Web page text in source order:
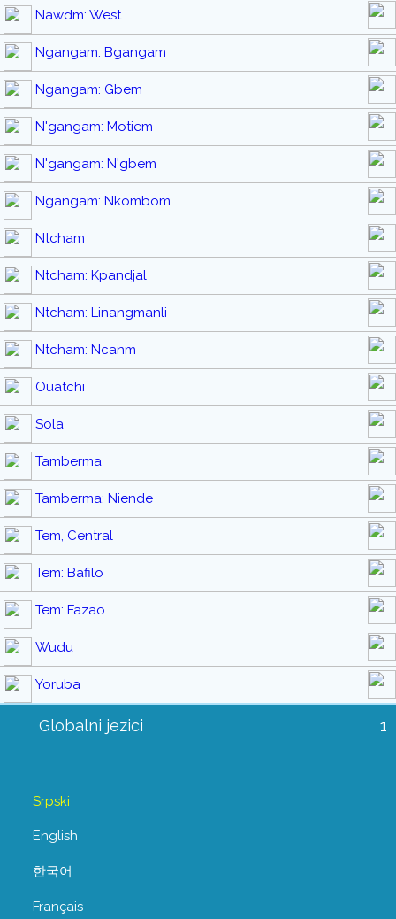
Nawdm: West
Ngangam: Bgangam
Ngangam: Gbem
N'gangam: Motiem
N'gangam: N'gbem
Ngangam: Nkombom
Ntcham
Ntcham: Kpandjal
Ntcham: Linangmanli
Ntcham: Ncanm
Ouatchi
Sola
Tamberma
Tamberma: Niende
Tem, Central
Tem: Bafilo
Tem: Fazao
Wudu
Yoruba
Globalni jezici 1
Srpski
English
한국어
Français